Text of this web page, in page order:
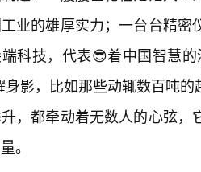
业的雄厚实力；一台台精
科技，代表😎着中国智慧
身影，比如那些动辄数百吨
，都牵动着无数人的心弦
。